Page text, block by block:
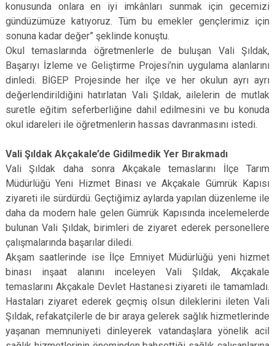
konusunda onlara en iyi imkânları sunmak için gecemizi
gündüzümüze katıyoruz. Tüm bu emekler gençlerimiz için
sonuna kadar değer” şeklinde konuştu.
Okul temaslarında öğretmenlerle de buluşan Vali Şıldak,
Başarıyı İzleme ve Geliştirme Projesi’nin uygulama alanlarını
dinledi. BİGEP Projesinde her ilçe ve her okulun ayrı ayrı
değerlendirildiğini hatırlatan Vali Şıldak, ailelerin de mutlak
suretle eğitim seferberliğine dahil edilmesini ve bu konuda
okul idareleri ile öğretmenlerin hassas davranmasını istedi.
Vali Şıldak Akçakale’de Gidilmedik Yer Bırakmadı
Vali Şıldak daha sonra Akçakale temaslarını İlçe Tarım
Müdürlüğü Yeni Hizmet Binası ve Akçakale Gümrük Kapısı
ziyareti ile sürdürdü. Geçtiğimiz aylarda yapılan düzenleme ile
daha da modern hale gelen Gümrük Kapısında incelemelerde
bulunan Vali Şıldak, birimleri de ziyaret ederek personellere
çalışmalarında başarılar diledi.
Akşam saatlerinde ise İlçe Emniyet Müdürlüğü yeni hizmet
binası inşaat alanını inceleyen Vali Şıldak, Akçakale
temaslarını Akçakale Devlet Hastanesi ziyareti ile tamamladı.
Hastaları ziyaret ederek geçmiş olsun dileklerini ileten Vali
Şıldak, refakatçilerle de bir araya gelerek sağlık hizmetlerinde
yaşanan memnuniyeti dinleyerek vatandaşlara yönelik acil